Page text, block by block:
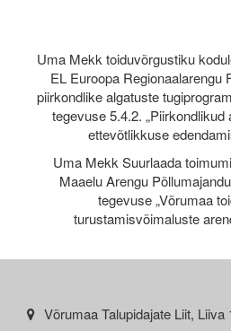
Uma Mekk toiduvõrgustiku
EL Euroopa Regionaalarengu
piirkondlike algatuste
tegevuse 5.4.2. „Piirkondlikud
ettevõtlikkuse
Uma Mekk Suurlaada
Maaelu Arengu
tegevuse „Võrumaa
turustamisvõimaluste
Võrumaa Talupidajate Liit, Liiva